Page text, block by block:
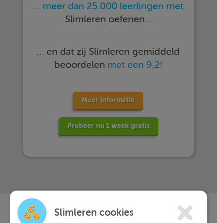
… meer dan 25.000 leerlingen met
Slimleren oefenen…
… en dat zij Slimleren gemiddeld
beoordelen met een 9,2!
Meer informatie
Probeer nu 1 week gratis
Slimleren cookies